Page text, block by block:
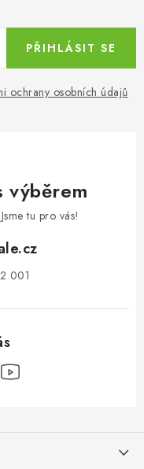
ochrany osobních údajů
PŘIHLÁSIT SE
výběrem
tu pro vás!
001​